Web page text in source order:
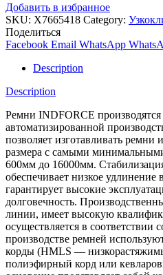
Добавить в избранное
SKU: X7665418 Category:
Поделиться
Facebook Email WhatsApp
Description
Description
Ремни INDFORCE
автоматизированной
позволяет изготавливать ремни
размера с самыми
600мм до 16000мм.
обеспечивает низкое удлинение
гарантирует высокие
долговечность.
линии, имеет высокую
осуществляется в соответствии
производстве ремней
корды (HMLS —
полиэфирный корд или